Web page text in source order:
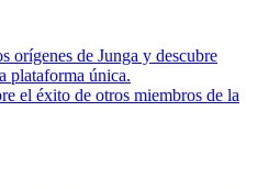
orígenes de Junga y descubre
plataforma única.
el éxito de otros miembros de la